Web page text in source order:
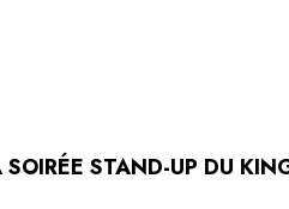
STAND-UP DU